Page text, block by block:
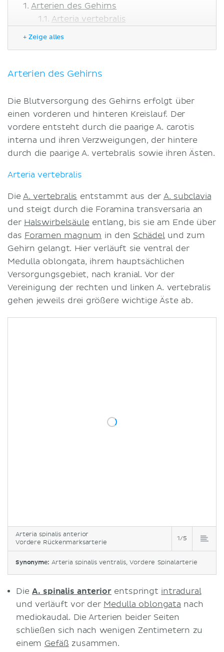
Arterien des Gehirns
Arteria vertebralis
Schranke
Klinik
Literaturquellen
+ Zeige alles
Arterien des Gehirns
Die Blutversorgung des Gehirns erfolgt über
einen vorderen und hinteren Kreislauf. Der
vordere entsteht durch die paarige A. carotis
interna und ihren Verzweigungen, der hintere
durch die paarige A. vertebralis sowie ihren Ästen.
Arteria vertebralis
Die A. vertebralis entstammt aus der A. subclavia
und steigt durch die Foramina transversaria an
der Halswirbelsäule entlang, bis sie am Ende über
das Foramen magnum in den Schädelund zum
Gehirn gelangt. Hier verläuft sie ventral der
Medulla oblongata, ihrem hauptsächlichen
Versorgungsgebiet, nach kranial. Vor der
Vereinigung der rechten und linken A. vertebralis
gehen jeweils drei größere wichtige Äste ab.
Arteria spinalis anterior
Vordere Rückenmarksarterie
1/5
Synonyme: Arteria spinalis ventralis, Vordere Spinalarterie
Die A. spinalis anteriorentspringt intradural
und verläuft vor der Medulla oblongata nach
mediokaudal. Die Arterien beider Seiten
schließen sich nach wenigen Zentimetern zu
einem Gefäß zusammen.